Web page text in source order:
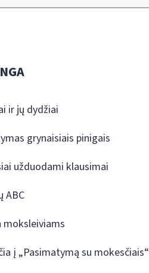
ir jų dydžiai
grynaisiais pinigais
užduodami klausimai
ABC
moksleiviams
į „Pasimatymą su mokesčiais“